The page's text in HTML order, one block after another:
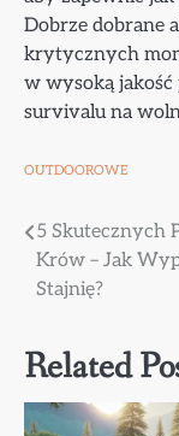
Dobrze dobrane
krytycznych
w wysoką jakość
survivalu na
OUTDOOROWE
Nawigacja
wpisu
5 Skutecznych
Krów – Jak
Stajnię?
Related